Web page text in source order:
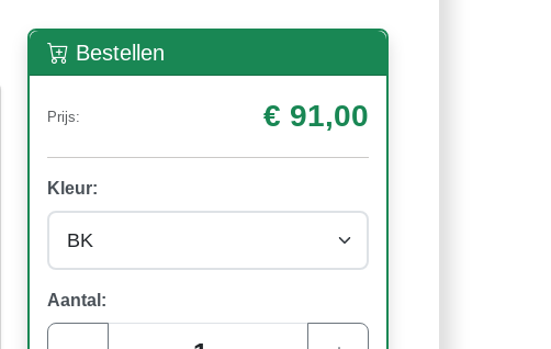
Bestellen
Prijs: € 91,00
Kleur:
Aantal: